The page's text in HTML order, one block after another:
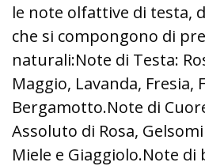
le note olfattive di testa,
che si compongono di
naturali:Note di Testa:
Maggio, Lavanda, Fresia,
Bergamotto.Note di
Assoluto di Rosa,
Miele e Giaggiolo.Note di